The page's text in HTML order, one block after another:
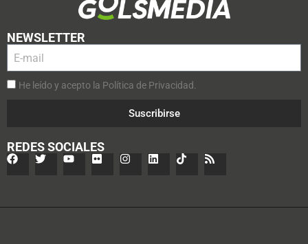
NEWSLETTER
He leído y acepto la Política de Privacidad.
Suscribirse
REDES SOCIALES